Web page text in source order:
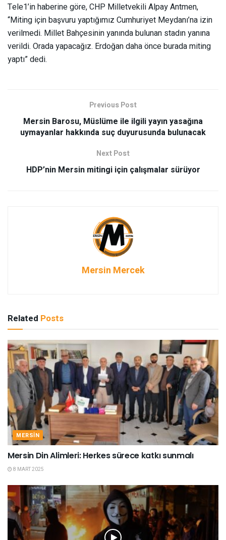
Tele1’in haberine göre, CHP Milletvekili Alpay Antmen,
“Miting için başvuru yaptığımız Cumhuriyet Meydanı’na izin
verilmedi. Millet Bahçesinin yanında bulunan stadın yanına
verildi. Orada yapacağız. Erdoğan daha önce burada miting
yaptı” dedi.
Previous Post
Mersin Barosu, Müslüme ile ilgili yayın yasağına
uymayanlar hakkında suç duyurusunda bulunacak
Next Post
HDP’nin Mersin mitingi için çalışmalar sürüyor
Mersin Mercek
Related Posts
MERSIN
Mersin Din Alimleri: Herkes sürece katkı sunmalı
8 MART 2025